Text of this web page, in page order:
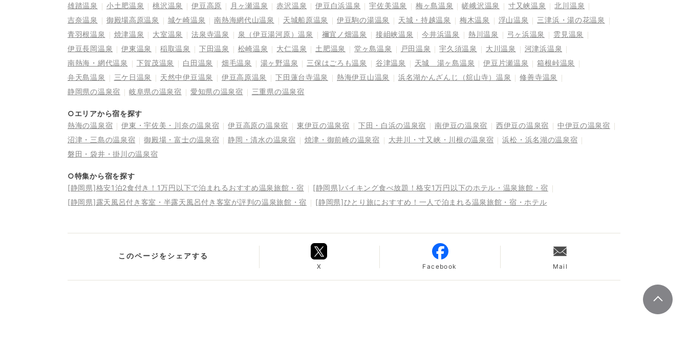
雄踏温泉
小土肥温泉 桃沢温泉 伊豆高原 月ヶ瀬温泉 赤沢温泉 伊豆白浜温泉 宇佐美温泉 梅ヶ島温泉 嵯峨沢温泉 寸又峡温泉
北川温泉
吉奈温泉
御殿場高原温泉 城ケ崎温泉 南熱海網代山温泉 天城船原温泉 伊豆駒の湯温泉 天城・持越温泉 梅木温泉 浮山温泉
三津浜・湯の花温泉
青羽根温泉
焼津温泉 大室温泉 法泉寺温泉 泉（伊豆湯河原）温泉 禰宜ノ畑温泉 接岨峡温泉 今井浜温泉 熱川温泉 弓ヶ浜温泉
雲見温泉
伊豆長岡温泉
伊東温泉 稲取温泉 下田温泉 松崎温泉 大仁温泉 土肥温泉 堂ヶ島温泉 戸田温泉 宇久須温泉 大川温泉
河津浜温泉
南熱海・網代温泉
下賀茂温泉 白田温泉 畑毛温泉 湯ヶ野温泉 三保はごろも温泉 谷津温泉 天城 湯ヶ島温泉 伊豆片瀬温泉
箱根峠温泉
弁天島温泉
三ケ日温泉 天然中伊豆温泉 伊豆高原温泉 下田蓮台寺温泉 熱海伊豆山温泉 浜名湖かんざんじ（舘山寺）温泉
修善寺温泉
静岡県の温泉宿
岐阜県の温泉宿 愛知県の温泉宿 三重県の温泉宿
○エリアから宿を探す
熱海の温泉宿
伊東・宇佐美・川奈の温泉宿 伊豆高原の温泉宿 東伊豆の温泉宿 下田・白浜の温泉宿 南伊豆の温泉宿 西伊豆の温泉宿
中伊豆の温泉宿
沼津・三島の温泉宿
御殿場・富士の温泉宿 静岡・清水の温泉宿 焼津・御前崎の温泉宿 大井川・寸又峡・川根の温泉宿
浜松・浜名湖の温泉宿
磐田・袋井・掛川の温泉宿
○特集から宿を探す
[静岡県]格安1泊2食付き！1万円以下で泊まれるおすすめ温泉旅館・宿
[静岡県]バイキング食べ放題！格安1万円以下のホテル・温泉旅館・宿
[静岡県]露天風呂付き客室・半露天風呂付き客室が評判の温泉旅館・宿
[静岡県]ひとり旅におすすめ！一人で泊まれる温泉旅館・宿・ホテル
このページをシェアする
X Facebook Mail